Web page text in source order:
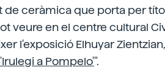
ceràmica que porta per
veure en el centre cultural
l'exposició Elhuyar
a Pompelo'".